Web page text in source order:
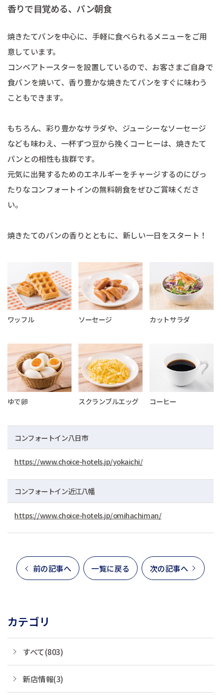
香りで目覚める、パン朝食
焼きたてパンを中心に、手軽に食べられるメニューをご用
意しています。
コンベアトースターを設置しているので、お客さまご自身で
食パンを焼いて、香り豊かな焼きたてパンをすぐに味わう
こともできます。
もちろん、彩り豊かなサラダや、ジューシーなソーセージ
なども味わえ、一杯ずつ豆から挽くコーヒーは、焼きたて
パンとの相性も抜群です。
元気に出発するためのエネルギーをチャージするのにぴっ
たりなコンフォートインの無料朝食をぜひご賞味くださ
い。
焼きたてのパンの香りとともに、新しい一日をスタート！
ワッフル ソーセージ カットサラダ
ゆで卵 スクランブルエッグ コーヒー
コンフォートイン八日市
https://www.choice-hotels.jp/yokaichi/
コンフォートイン近江八幡
https://www.choice-hotels.jp/omihachiman/
前の記事へ 一覧に戻る 次の記事へ
カテゴリ
すべて(803)
新店情報(3)